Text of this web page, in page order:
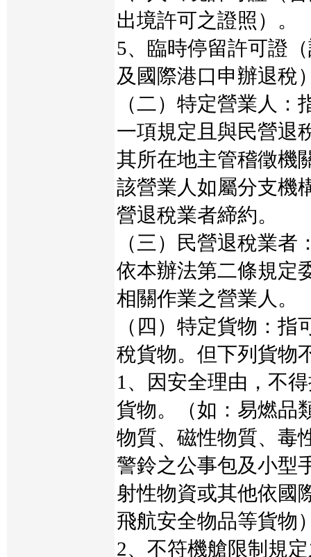
出境許可之證照）。
5、臨時停留許可證
及國際港口申辦退稅
（二）特定營業人
一項規定且與民營退
其所在地主管稽徵機
該營業人如屬分支機
營退稅業者締約。
（三）民營退稅業
依本辦法第二條規定
相關作業之營業人。
（四）特定貨物：
稅貨物。但下列貨物
1、因安全理由，不
貨物。（如：易燃品
物質、磁性物質、毒
警鈴之公事包及小型
射性物資或其他依國
飛航安全物品等貨物
2、不符機艙限制規